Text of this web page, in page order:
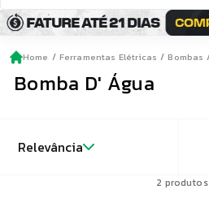
Home Ferramentas Elétricas Bombas
Bomba D' Água
Relevância
2 produtos